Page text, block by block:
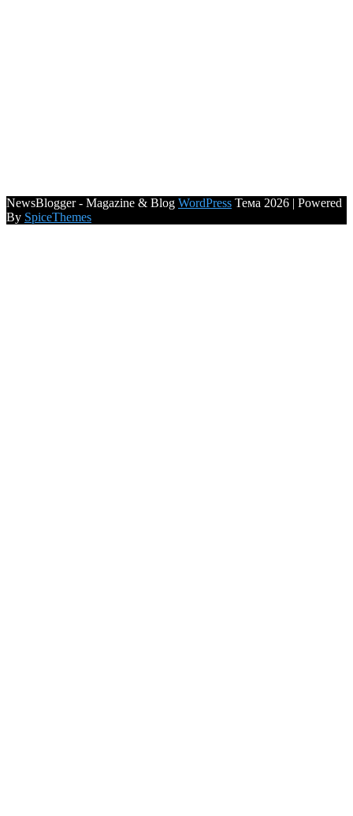
NewsBlogger - Magazine & Blog WordPress Тема 2026 | Powered
By SpiceThemes